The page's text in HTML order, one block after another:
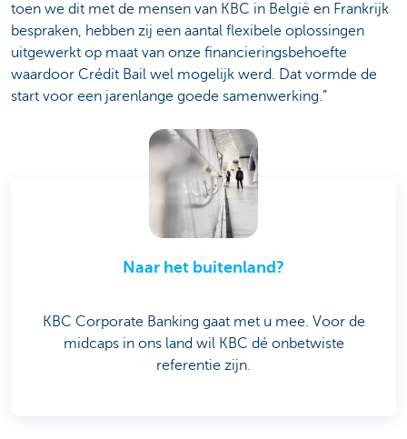
toen we dit met de mensen van KBC in België en Frankrijk
bespraken, hebben zij een aantal flexibele oplossingen
uitgewerkt op maat van onze financieringsbehoefte
waardoor Crédit Bail wel mogelijk werd. Dat vormde de
start voor een jarenlange goede samenwerking.”
Naar het buitenland?
KBC Corporate Banking gaat met u mee. Voor de
midcaps in ons land wil KBC dé onbetwiste
referentie zijn.